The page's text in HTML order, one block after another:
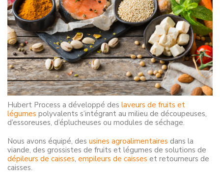
Hubert Process a développé des laveurs de fruits et
légumes polyvalents s’intégrant au milieu de découpeuses,
d’essoreuses, d’éplucheuses ou modules de séchage.
Nous avons équipé, des usines agroalimentaires dans la
viande, des grossistes de fruits et légumes de solutions de
dépileurs de caisses, empileurs de caisses et retourneurs de
caisses.